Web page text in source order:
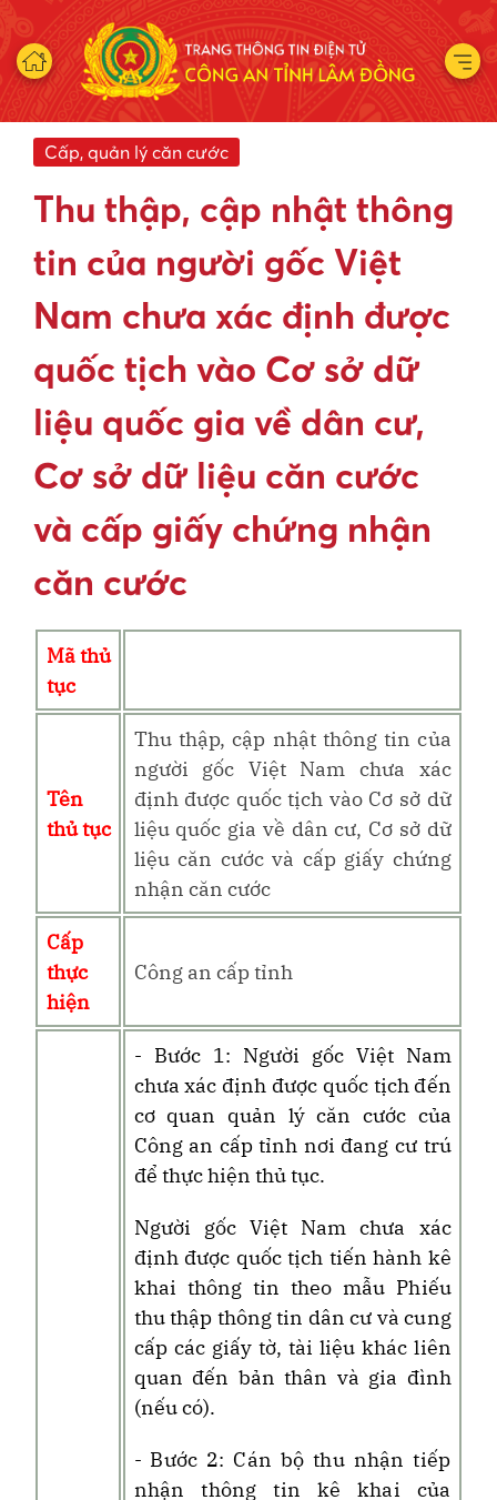
Cấp, quản lý căn cước
Thu thập, cập nhật thông
tin của người gốc Việt
Nam chưa xác định được
quốc tịch vào Cơ sở dữ
liệu quốc gia về dân cư,
Cơ sở dữ liệu căn cước
và cấp giấy chứng nhận
căn cước
Mã thủ
tục
Tên
thủ tục
Thu thập, cập nhật thông tin của
người gốc Việt Nam chưa xác
định được quốc tịch vào Cơ sở dữ
liệu quốc gia về dân cư, Cơ sở dữ
liệu căn cước và cấp giấy chứng
nhận căn cước
Cấp
thực
hiện
Công an cấp tỉnh
- Bước 1: Người gốc Việt Nam
chưa xác định được quốc tịch đến
cơ quan quản lý căn cước của
Công an cấptỉnh nơi đang cư trú
để thực hiện thủ tục.
Người gốc Việt Nam chưa xác
định được quốc tịch tiến hành kê
khai thông tin theo mẫu Phiếu
thu thập thông tin dân cư và cung
cấp các giấy tờ, tài liệu khác liên
quan đến bản thân và gia đình
(nếu có).
- Bước 2: Cán bộ thu nhận tiếp
nhận thông tin kê khai của